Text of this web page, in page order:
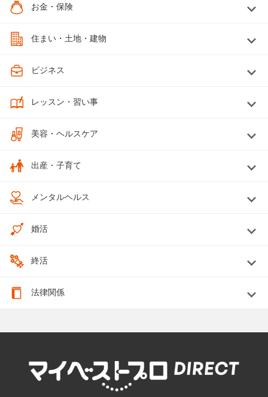
お金・保険
住まい・土地・建物
ビジネス
レッスン・習い事
美容・ヘルスケア
出産・子育て
メンタルヘルス
婚活
終活
法律関係